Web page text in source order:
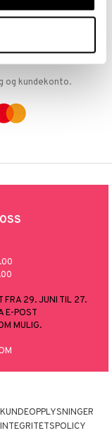
samme dag.
og kundekonto.
FRA 29. JUNI TIL 27.
E-POST
MULIG.
INTEGRITETSPOLICY